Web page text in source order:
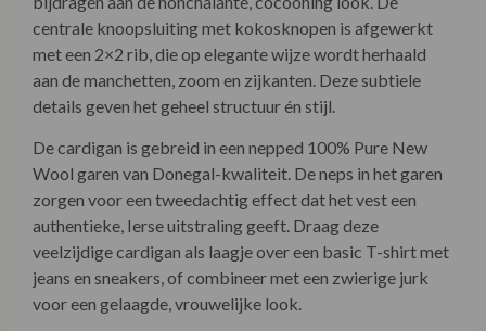
centrale knoopsluiting met kokosknopen is afgewerkt
met een 2×2 rib, die op elegante wijze wordt herhaald
aan de manchetten, zoom en zijkanten. Deze subtiele
details geven het geheel structuur én stijl.
De cardigan is gebreid in een nepped 100% Pure New
Wool garen van Donegal-kwaliteit. De neps in het garen
zorgen voor een tweedachtig effect dat het vest een
authentieke, Ierse uitstraling geeft. Draag deze
veelzijdige cardigan als laagje over een basic T-shirt met
jeans en sneakers, of combineer met een zwierige jurk
voor een gelaagde, vrouwelijke look.